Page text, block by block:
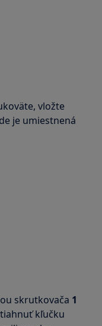
vložte
je umiestnená
skrutkovača 1
kľučku